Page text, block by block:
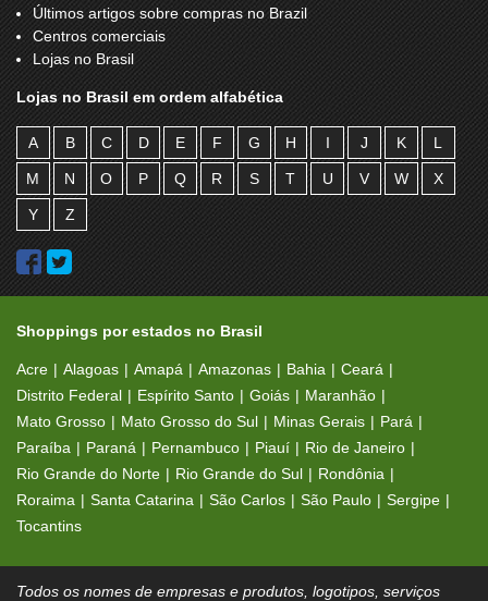
Últimos artigos sobre compras no Brazil
Centros comerciais
Lojas no Brasil
Lojas no Brasil em ordem alfabética
A B C D E F G H I J K L
M N O P Q R S T U V W X
Y Z
Shoppings por estados no Brasil
Acre Alagoas Amapá Amazonas Bahia
Ceará
Distrito Federal
Espírito Santo Goiás
Maranhão
Mato Grosso
Mato Grosso do Sul Minas Gerais
Pará
Paraíba
Paraná Pernambuco Piauí
Rio de Janeiro
Rio Grande do Norte
Rio Grande do Sul
Rondônia
Roraima
Santa Catarina São Carlos São Paulo
Sergipe
Tocantins
Todos os nomes de empresas e produtos, logotipos, serviços